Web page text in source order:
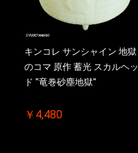
キンコレ サンシャイン 地獄
のコマ 原作 蓄光 スカルヘッ
ド "竜巻砂塵地獄"
￥4,480